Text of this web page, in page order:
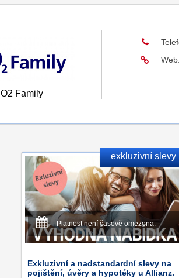
O2 Family
exkluzivní slevy
Platnost není časově omezena.
Exkluzivní a nadstandardní slevy na
pojištění, úvěry a hypotéky u Allianz.